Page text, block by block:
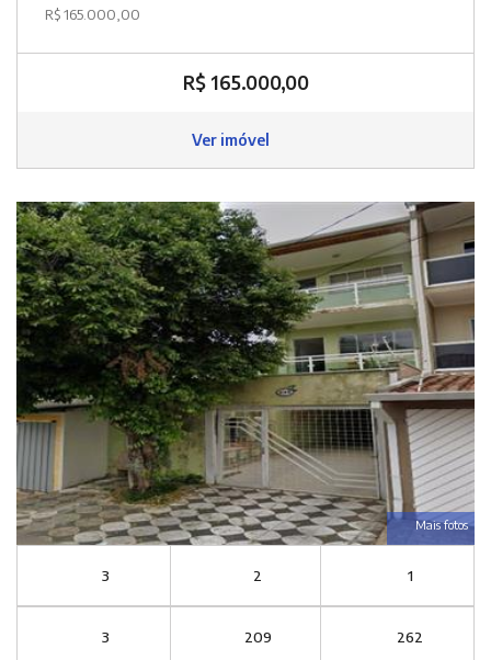
R$ 165.000,00
R$ 165.000,00
Ver imóvel
Mais fotos
3 2 1
3 209 262